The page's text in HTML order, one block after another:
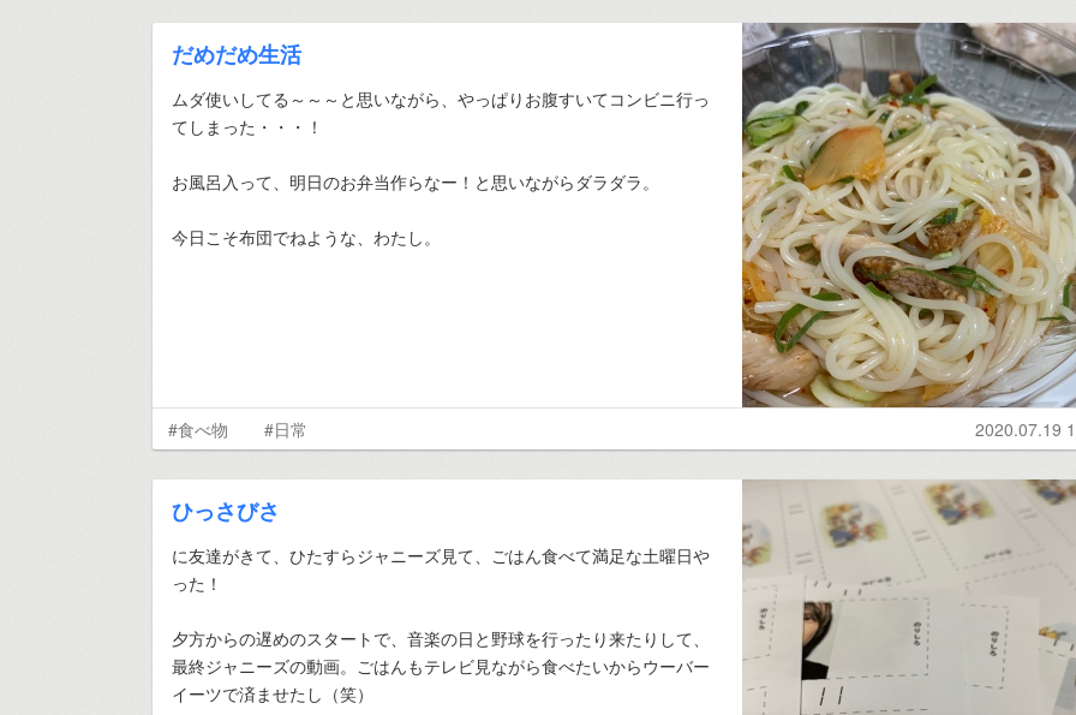
だめだめ生活
ムダ使いしてる～～～と思いながら、やっぱりお腹すいてコンビニ行っ
てしまった・・・！
お風呂入って、明日のお弁当作らなー！と思いながらダラダラ。
今日こそ布団でねような、わたし。
#食べ物 #日常 2020.07.19
ひっさびさ
に友達がきて、ひたすらジャニーズ見て、ごはん食べて満足な土曜日や
った！
夕方からの遅めのスタートで、音楽の日と野球を行ったり来たりして、
最終ジャニーズの動画。ごはんもテレビ見ながら食べたいからウーバー
イーツで済ませたし（笑）